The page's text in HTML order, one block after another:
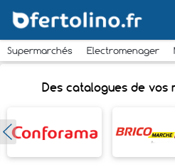
Supermarchés Electromenager
Des catalogues de vos